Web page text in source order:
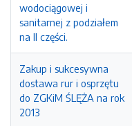
wodociągowej i
sanitarnej z podziałem
na II części.
Zakup i sukcesywna
dostawa rur i osprzętu
do ZGKiM ŚLĘŻA na rok
2013